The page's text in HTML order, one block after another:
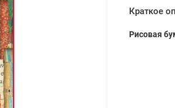
Краткое
Рисовая